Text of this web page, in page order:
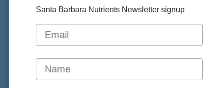
KetoCitra Erteilt.
Santa Barbara Nutrients Newsletter signup